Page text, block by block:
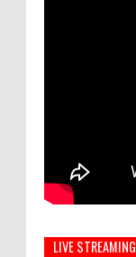
LIVE STREAMING